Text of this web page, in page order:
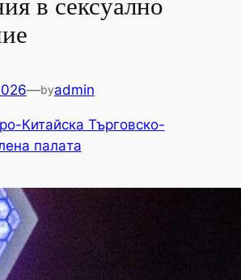
—byadmin
Китайска Търговско-
палaта